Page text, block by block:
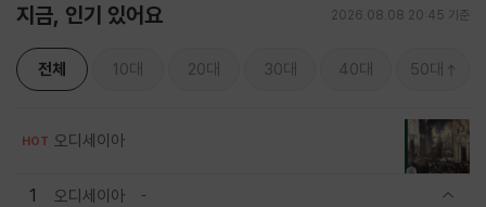
지금, 인기 있어요 2026.08.08 20:45 기준
전체 10대 20대 30대 40대 50대
HOT 오디세이아
1 오디세이아